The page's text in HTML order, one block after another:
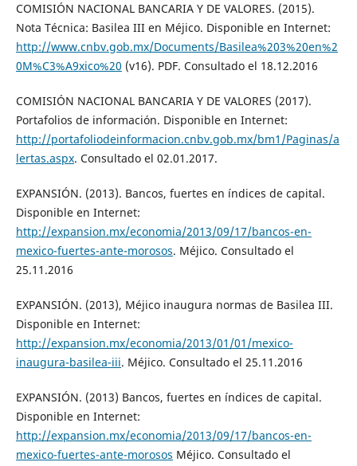
COMISIÓN NACIONAL BANCARIA Y DE VALORES. (2015).
Nota Técnica: Basilea III en Méjico. Disponible en Internet:
http://www.cnbv.gob.mx/Documents/Basilea%203%20en%2
0M%C3%A9xico%20 (v16). PDF. Consultado el 18.12.2016
COMISIÓN NACIONAL BANCARIA Y DE VALORES (2017).
Portafolios de información. Disponible en Internet:
http://portafoliodeinformacion.cnbv.gob.mx/bm1/Paginas/a
lertas.aspx. Consultado el 02.01.2017.
EXPANSIÓN. (2013). Bancos, fuertes en índices de capital.
Disponible en Internet:
http://expansion.mx/economia/2013/09/17/bancos-en-
mexico-fuertes-ante-morosos. Méjico. Consultado el
25.11.2016
EXPANSIÓN. (2013), Méjico inaugura normas de Basilea III.
Disponible en Internet:
http://expansion.mx/economia/2013/01/01/mexico-
inaugura-basilea-iii. Méjico. Consultado el 25.11.2016
EXPANSIÓN. (2013) Bancos, fuertes en índices de capital.
Disponible en Internet:
http://expansion.mx/economia/2013/09/17/bancos-en-
mexico-fuertes-ante-morosos Méjico. Consultado el